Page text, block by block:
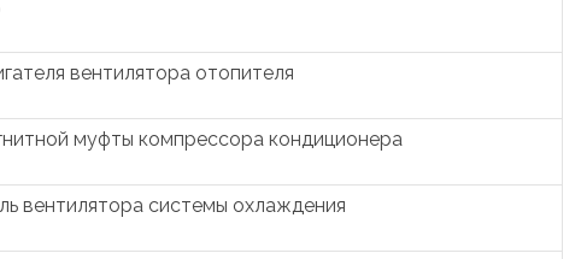
вентилятора отопителя
муфты компрессора кондиционера
вентилятора системы охлаждения